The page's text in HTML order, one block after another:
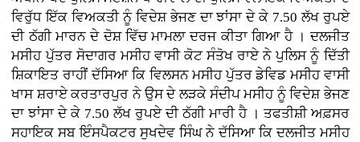
ਵਿਰੁੱਧ ਇੱਕ ਵਿਅਕਤੀ ਨੂੰ ਵਿਦੇਸ਼ ਭੇਜਣ ਦਾ ਝਾਂਸਾ ਦੇ ਕੇ 7.50 ਲੱਖ ਰੁਪਏ
ਦੀ ਠੱਗੀ ਮਾਰਨ ਦੇ ਦੋਸ਼ ਵਿੱਚ ਮਾਮਲਾ ਦਰਜ ਕੀਤਾ ਗਿਆ ਹੈ । ਦਲਜੀਤ
ਮਸੀਹ ਪੁੱਤਰ ਸੋਦਾਗਰ ਮਸੀਹ ਵਾਸੀ ਕੋਟ ਸੰਤੋਖ ਰਾਏ ਨੇ ਪੁਲਿਸ ਨੂੰ ਦਿੱਤੀ
ਸ਼ਿਕਾਇਤ ਰਾਹੀਂ ਦੱਸਿਆ ਕਿ ਵਿਲਸਨ ਮਸੀਹ ਪੁੱਤਰ ਡੇਵਿਡ ਮਸੀਹ ਵਾਸੀ
ਖਾਸ ਸ਼ਰਾਏ ਕਰਤਾਰਪੁਰ ਨੇ ਉਸ ਦੇ ਲੜਕੇ ਸੰਦੀਪ ਮਸੀਹ ਨੂੰ ਵਿਦੇਸ਼ ਭੇਜਣ
ਦਾ ਝਾਂਸਾ ਦੇ ਕੇ 7.50 ਲੱਖ ਰੁਪਏ ਦੀ ਠੱਗੀ ਮਾਰੀ ਹੈ । ਤਫਤੀਸ਼ੀ ਅਫ਼ਸਰ
ਸਹਾਇਕ ਸਬ ਇੰਸਪੈਕਟਰ ਸੁਖਦੇਵ ਸਿੰਘ ਨੇ ਦੱਸਿਆ ਕਿ ਦਲਜੀਤ ਮਸੀਹ